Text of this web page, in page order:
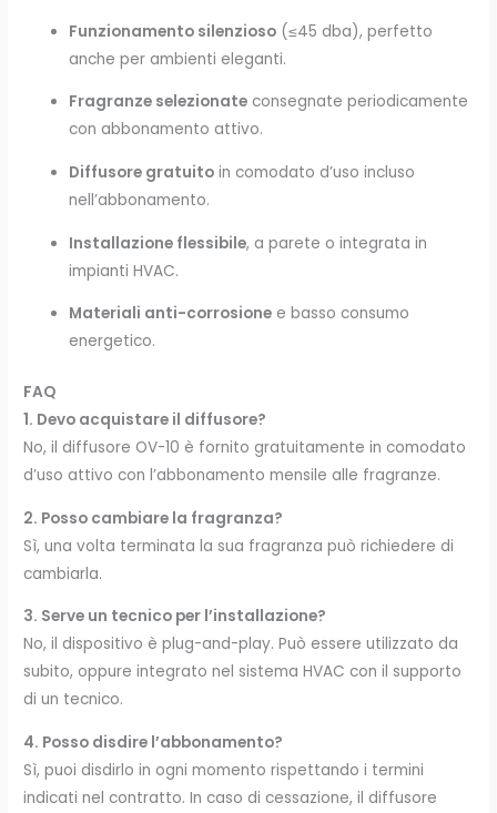
Funzionamento silenzioso (≤45 dba), perfetto
anche per ambienti eleganti.
Fragranze selezionate consegnate periodicamente
con abbonamento attivo.
Diffusore gratuito in comodato d’uso incluso
nell’abbonamento.
Installazione flessibile, a parete o integrata in
impianti HVAC.
Materiali anti-corrosione e basso consumo
energetico.
FAQ
1. Devo acquistare il diffusore?
No, il diffusore OV-10 è fornito gratuitamente in comodato
d’uso attivo con l’abbonamento mensile alle fragranze.
2. Posso cambiare la fragranza?
Sì, una volta terminata la sua fragranza può richiedere di
cambiarla.
3. Serve un tecnico per l’installazione?
No, il dispositivo è plug-and-play. Può essere utilizzato da
subito, oppure integrato nel sistema HVAC con il supporto
di un tecnico.
4. Posso disdire l’abbonamento?
Sì, puoi disdirlo in ogni momento rispettando i termini
indicati nel contratto. In caso di cessazione, il diffusore